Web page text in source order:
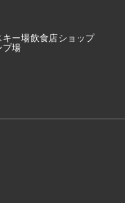
キー場飲食店ショップ
プ場